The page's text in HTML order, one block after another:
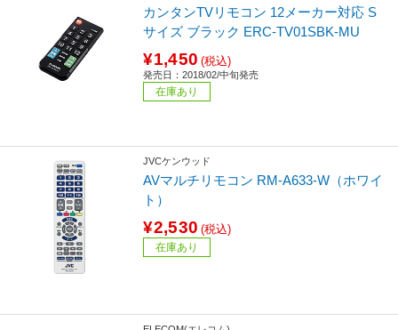
カンタンTVリモコン 12メーカー対応 S
サイズ ブラック ERC-TV01SBK-MU
¥1,450 (税込)
発売日：2018/02/中旬発売
在庫あり
JVCケンウッド
AVマルチリモコン RM-A633-W（ホワイ
ト）
¥2,530 (税込)
在庫あり